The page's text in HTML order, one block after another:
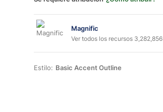
Magnific
Ver todos los recursos 3,282,856
Estilo: Basic Accent Outline